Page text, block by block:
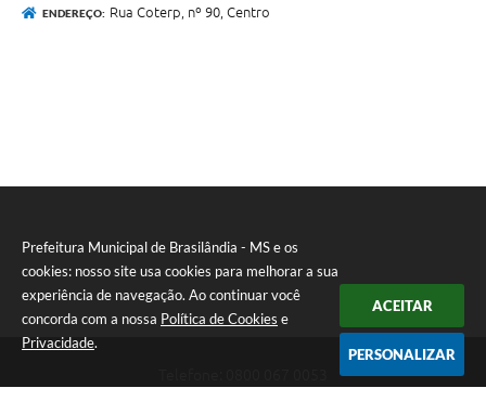
Prefeitura Municipal de Brasilândia - MS e os
cookies: nosso site usa cookies para melhorar a sua
experiência de navegação. Ao continuar você
concorda com a nossa Política de Cookies e
Privacidade.
ACEITAR
PERSONALIZAR
ENDEREÇO: Rua Coterp, nº 90, Centro